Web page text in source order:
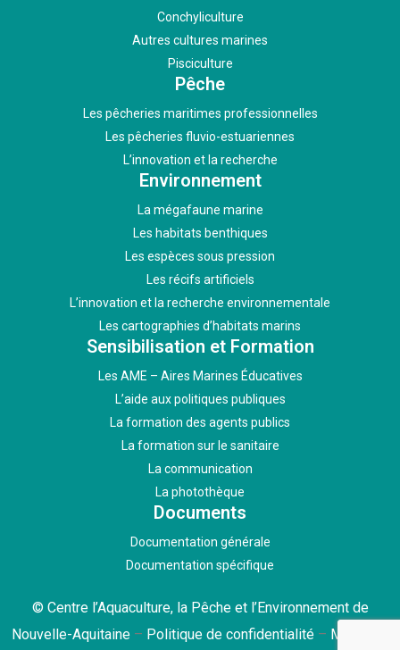
Conchyliculture
Autres cultures marines
Pisciculture
Pêche
Les pêcheries maritimes professionnelles
Les pêcheries fluvio-estuariennes
L’innovation et la recherche
Environnement
La mégafaune marine
Les habitats benthiques
Les espèces sous pression
Les récifs artificiels
L’innovation et la recherche environnementale
Les cartographies d’habitats marins
Sensibilisation et Formation
Les AME – Aires Marines Éducatives
L’aide aux politiques publiques
La formation des agents publics
La formation sur le sanitaire
La communication
La photothèque
Documents
Documentation générale
Documentation spécifique
© Centre l’Aquaculture, la Pêche et l’Environnement de
Nouvelle-Aquitaine– Politique de confidentialité– Mentions